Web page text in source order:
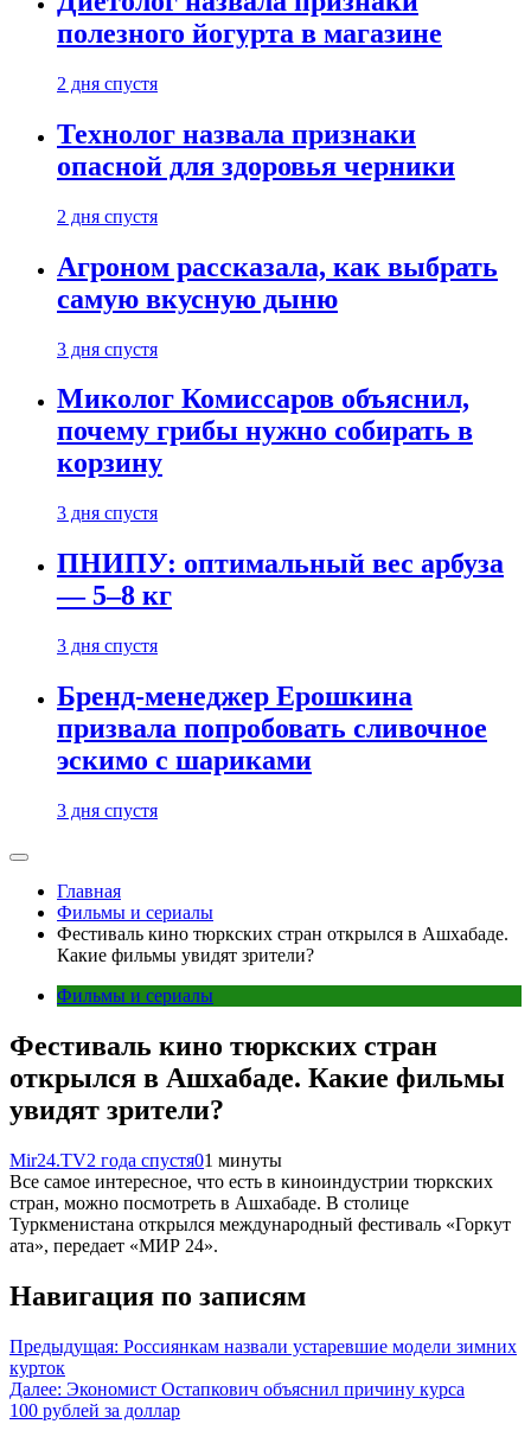
полезного йогурта в магазине
2 дня спустя
Технолог назвала признаки
опасной для здоровья черники
2 дня спустя
Агроном рассказала, как выбрать
самую вкусную дыню
3 дня спустя
Миколог Комиссаров объяснил,
почему грибы нужно собирать в
корзину
3 дня спустя
ПНИПУ: оптимальный вес арбуза
— 5–8 кг
3 дня спустя
Бренд-менеджер Ерошкина
призвала попробовать сливочное
эскимо с шариками
3 дня спустя
Главная
Фильмы и сериалы
Фестиваль кино тюркских стран открылся в Ашхабаде.
Какие фильмы увидят зрители?
Фильмы и сериалы
Фестиваль кино тюркских стран
открылся в Ашхабаде. Какие фильмы
увидят зрители?
Mir24.TV2 года спустя01 минуты
Все самое интересное, что есть в киноиндустрии тюркских
стран, можно посмотреть в Ашхабаде. В столице
Туркменистана открылся международный фестиваль «Горкут
ата», передает «МИР 24».
Навигация по записям
Предыдущая: Россиянкам назвали устаревшие модели зимних
курток
Далее: Экономист Остапкович объяснил причину курса
100 рублей за доллар